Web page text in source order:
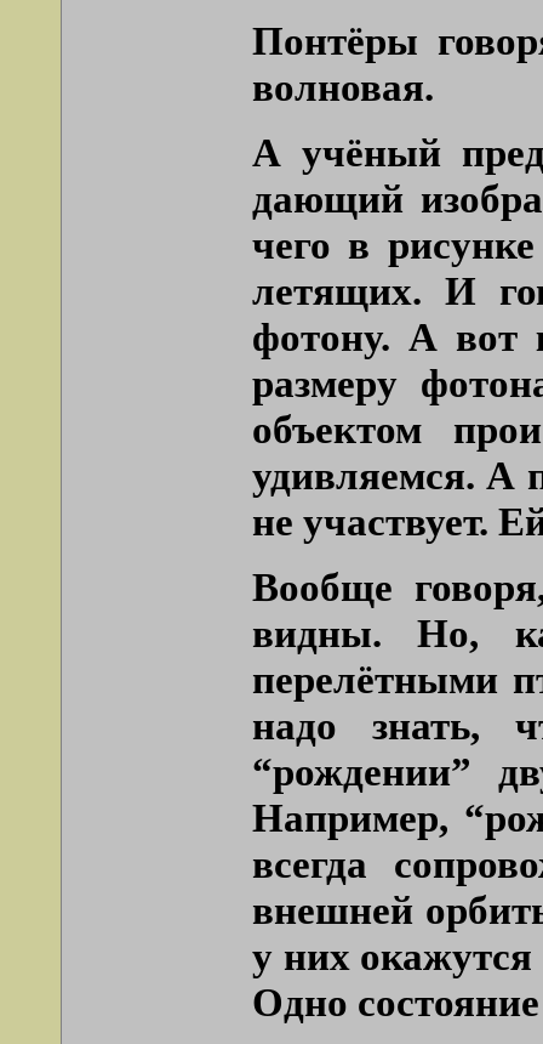
Понтёры
волновая.
А учёный
дающий
чего в
летящих. И
фотону. А вот
размеру
объектом
удивляемся. А
не участвует.
Вообще
видны. Но,
перелётными
надо знать,
“рождении”
Например,
всегда
внешней
у них
Одно